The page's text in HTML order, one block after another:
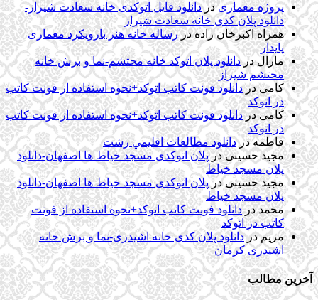
پروژه معماریدردانلود فایل اتوکدی خانه سعادت شیراز-
دانلود پلان کدی خانه سعادت شیراز
همراه اکبرخان زادهدررساله خانه هنر بارویکرد معماری
پایدار
مارالدردانلود پلان اتوکد خانه محتشم-نما و برش خانه
محتشم شیراز
کامیدردانلود فونت کاتب اتوکد+نحوه استفاده از فونت کاتب
در اتوکد
کامیدردانلود فونت کاتب اتوکد+نحوه استفاده از فونت کاتب
در اتوکد
فاطمهدردانلود مطالعات اقليمي رشت
مجید حسینیدرپلان اتوکدی مسجد خیاط ها اصفهان-دانلود
پلان مسجد خیاط
مجید حسینیدرپلان اتوکدی مسجد خیاط ها اصفهان-دانلود
پلان مسجد خیاط
محمددردانلود فونت کاتب اتوکد+نحوه استفاده از فونت
کاتب در اتوکد
مریمدردانلود پلان کدی خانه اشیدری-نما و برش خانه
اشیدری کرمان
آخرین مطالب